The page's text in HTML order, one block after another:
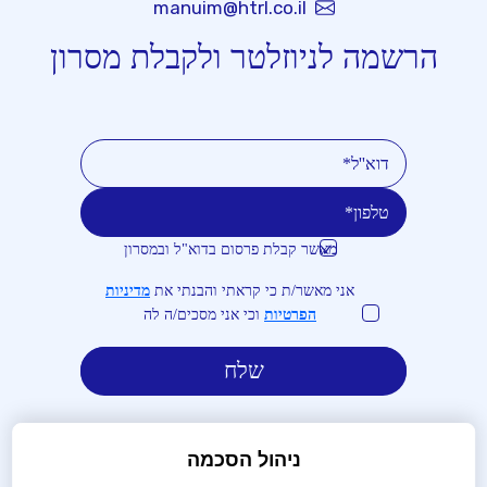
manuim@htrl.co.il
הרשמה לניוזלטר ולקבלת מסרון
מאשר קבלת פרסום בדוא"ל ובמסרון
אני מאשר/ת כי קראתי והבנתי את מדיניות
הפרטיות וכי אני מסכים/ה לה
ניהול הסכמה